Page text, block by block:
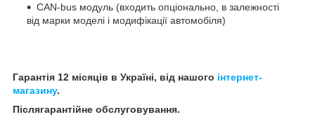
CAN-bus модуль (входить опціонально, в залежності
від марки моделі і модифікації автомобіля)
Гарантія 12 місяців в Україні, від нашого інтернет-
магазину.
Післягарантійне обслуговування.